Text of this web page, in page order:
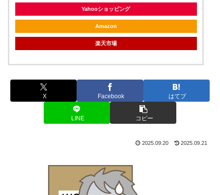
Yahooショッピング
Amazon
楽天市場
X Facebook はてブ
LINE コピー
2025.09.20 2025.09.21